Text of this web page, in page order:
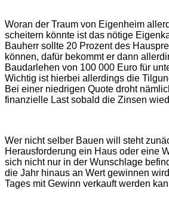
Woran der Traum von Eigenheim
scheitern könnte ist das nötige
Bauherr sollte 20 Prozent des
können, dafür bekommt er dann
Baudarlehen von 100 000 Euro für
Wichtig ist hierbei allerdings die
Bei einer niedrigen Quote droht
finanzielle Last sobald die Zinsen
Wer nicht selber Bauen will steht
Herausforderung ein Haus oder eine
sich nicht nur in der Wunschlage
die Jahr hinaus an Wert gewinnen
Tages mit Gewinn verkauft werden